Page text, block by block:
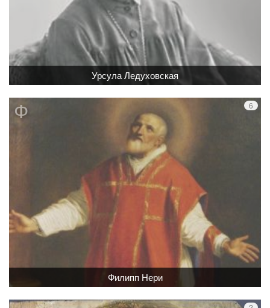
Урсула Ледуховская
Филипп Нери